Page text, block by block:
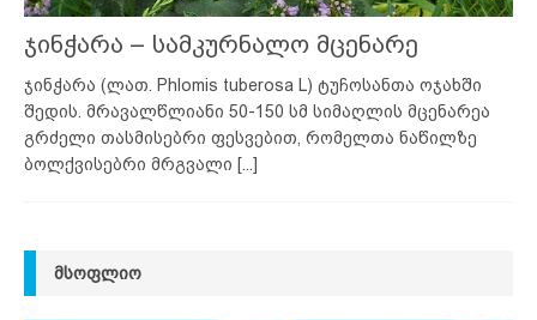
ჯინჭარა – სამკურნალო მცენარე
ჯინჭარა (ლათ. Phlomis tuberosa L) ტუჩოსანთა ოჯახში
შედის. მრავალწლიანი 50-150 სმ სიმაღლის მცენარეა
გრძელი თასმისებრი ფესვებით, რომელთა ნაწილზე
ბოლქვისებრი მრგვალი [...]
ᲛᲡᲝᲤᲚᲘᲝ